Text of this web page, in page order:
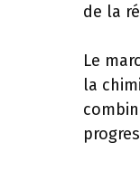
de la
Le
la